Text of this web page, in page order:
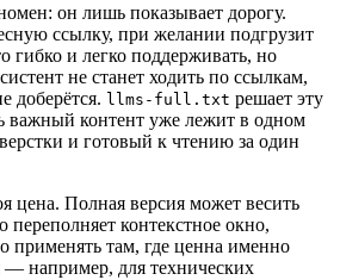
он лишь показывает дорогу.
ссылку, при желании подгрузит
гибко и легко поддерживать, но
не станет ходить по ссылкам,
доберётся. llms-full.txt решает эту
важный контент уже лежит в одном
и готовый к чтению за один
цена. Полная версия может весить
переполняет контекстное окно,
применять там, где ценна именно
— например, для технических